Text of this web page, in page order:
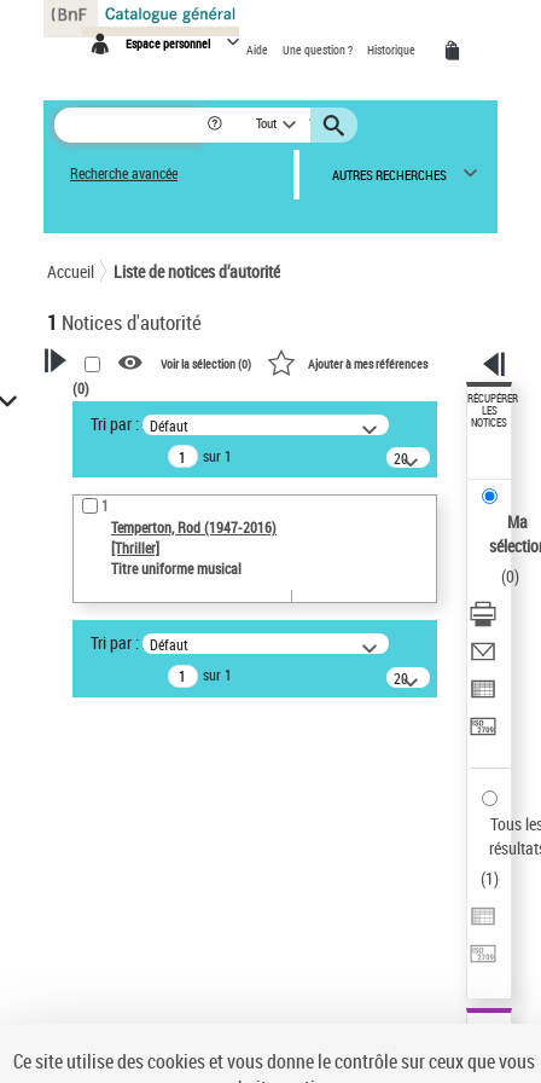
Espace personnel Aide Une question ? Historique
Tout
Recherche avancée AUTRES RECHERCHES
Accueil Liste de notices d’autorité
1 Notices d'autorité
VOTRE RECHERCHE
Recherche avancée dans les
notices d’autorité
Œuvres liées à l'auteur :
Temperton, Rod (1947-2016)
Auteur d’œuvre
Type de notice d'autorité
Titre uniforme musical
Pays
Voir la sélection (0) Ajouter à mes références
(0)
Tri par : Défaut
sur 1
20
résultats/page
1
Temperton, Rod (1947-2016)
[Thriller]
Titre uniforme musical
Tri par : Défaut
sur 1
20
résultats/page
RÉCUPÉRER
LES
NOTICES
Ma
(0)
Tous
(1)
Panneau de gestion des cookies
Ce site utilise des cookies et vous donne le contrôle sur ceux que vous